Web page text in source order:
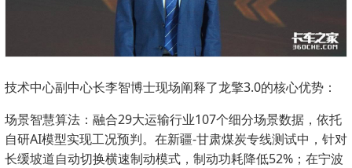
技术中心副中心长李智博士现场阐释了龙擎3.0的核心优势：
场景智慧算法：融合29大运输行业107个细分场景数据，依托
自研AI模型实现工况预判。在新疆-甘肃煤炭专线测试中，针对
长缓坡道自动切换横速制动模式，制动功耗降低52%；在宁波